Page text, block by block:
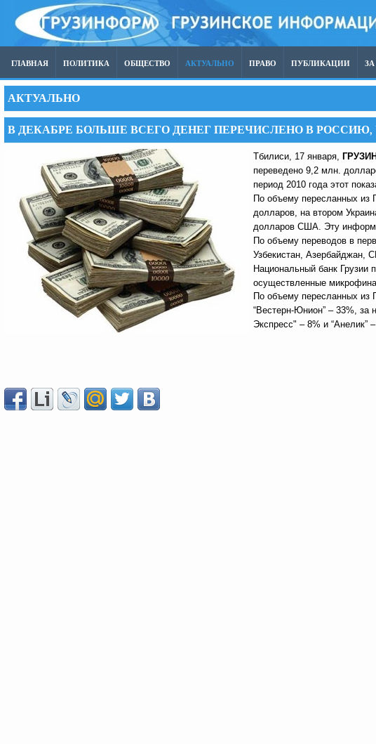
ГЛАВНАЯ ПОЛИТИКА ОБЩЕСТВО АКТУАЛЬНО ПРАВО ПУБЛИКАЦИИ
АКТУАЛЬНО
В ДЕКАБРЕ БОЛЬШЕ ВСЕГО ДЕНЕГ ПЕРЕЧИСЛЕНО В
Тбилиси, 17 января,
переведено 9,2 млн.
период 2010 года этот
По объему пересланных из
долларов, на втором
долларов США. Эту
По объему переводов в
Узбекистан, Азербайджан,
Национальный банк Грузии
осуществленные
По объему пересланных из
“Вестерн-Юнион” – 33%, за
Экспресс" – 8% и “Анелик”